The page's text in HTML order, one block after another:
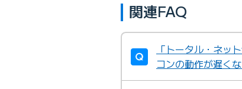
関連FAQ
「トータル・ネッ
コンの動作が遅く